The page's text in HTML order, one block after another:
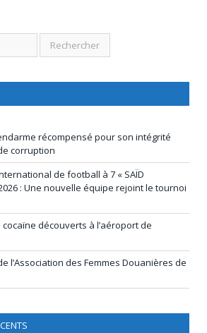
récompensé pour son intégrité
corruption
de football à 7 « SAÏD
: Une nouvelle équipe rejoint le tournoi
découverts à l’aéroport de
l’Association des Femmes Douanières de